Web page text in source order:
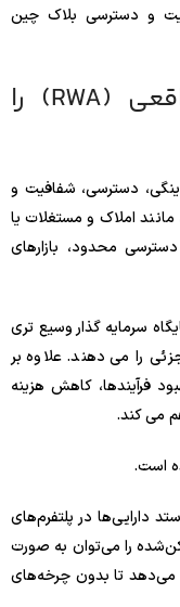
و دسترسی بلاک چین
چرا دارایی های دنیای واقعی (RWA) را
دسترسی، شفافیت و
املاک و مستغلات یا
محدود، بازارهای
سرمایه گذار وسیع تری
را می دهند. علاوه بر
فرآیندها، کاهش هزینه
می کند.
دارایی‌ها در پلتفرم‌های
توکن‌شده را می‌توان به صورت
می‌دهد تا بدون چرخه‌های